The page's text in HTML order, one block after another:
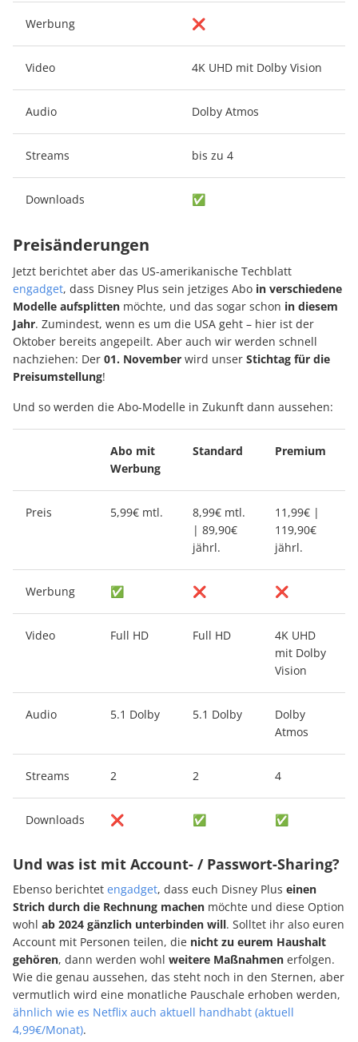
Werbung ❌
Video 4K UHD mit Dolby Vision
Audio Dolby Atmos
Streams bis zu 4
Downloads ✅
Preisänderungen
Jetzt berichtet aber das US-amerikanische Techblatt
engadget, dass Disney Plus sein jetziges Abo in verschiedene
Modelle aufsplitten möchte, und das sogar schon in diesem
Jahr. Zumindest, wenn es um die USA geht – hier ist der
Oktober bereits angepeilt. Aber auch wir werden schnell
nachziehen: Der 01. November wird unser Stichtag für die
Preisumstellung!
Und so werden die Abo-Modelle in Zukunft dann aussehen:
Abo mit
Werbung
Standard Premium
Preis 5,99€ mtl.
8,99€ mtl.
| 89,90€
jährl.
11,99€ |
119,90€
jährl.
Werbung ✅ ❌ ❌
Video Full HD Full HD
4K UHD
mit Dolby
Vision
Audio 5.1 Dolby 5.1 Dolby
Dolby
Atmos
Streams 2 2 4
Downloads ❌ ✅ ✅
Und was ist mit Account- / Passwort-Sharing?
Ebenso berichtet engadget, dass euch Disney Plus einen
Strich durch die Rechnung machen möchte und diese Option
wohl ab 2024 gänzlich unterbinden will. Solltet ihr also euren
Account mit Personen teilen, die nicht zu eurem Haushalt
gehören, dann werden wohl weitere Maßnahmen erfolgen.
Wie die genau aussehen, das steht noch in den Sternen, aber
vermutlich wird eine monatliche Pauschale erhoben werden,
ähnlich wie es Netflix auch aktuell handhabt (aktuell
4,99€/Monat).